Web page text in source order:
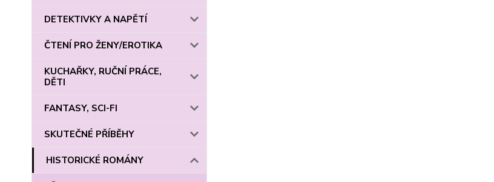
DETEKTIVKY A NAPĚTÍ
ČTENÍ PRO ŽENY/EROTIKA
KUCHAŘKY, RUČNÍ PRÁCE,
DĚTI
FANTASY, SCI-FI
SKUTEČNÉ PŘÍBĚHY
HISTORICKÉ ROMÁNY